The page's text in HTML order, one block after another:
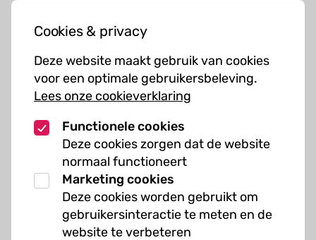
Cookies & privacy
Deze website maakt gebruik van cookies
voor een optimale gebruikersbeleving.
Lees onze cookieverklaring
Functionele cookies
Deze cookies zorgen dat de website
normaal functioneert
Marketing cookies
Deze cookies worden gebruikt om
gebruikersinteractie te meten en de
website te verbeteren
Muziekcursussen
Kunst cursussen
Over ons
Organisatie
Werken bij Kielzog
Veelgestelde vragen